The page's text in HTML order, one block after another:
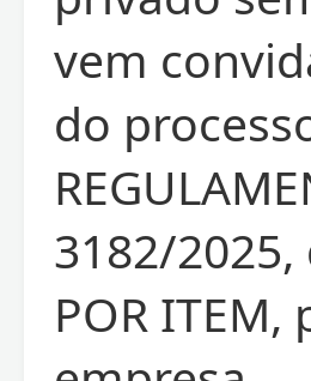
vem
do
3182/2025,
POR